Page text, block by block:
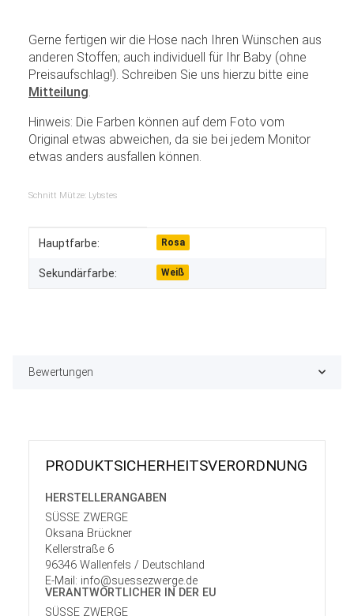
Gerne fertigen wir die Hose nach Ihren Wünschen aus
anderen Stoffen; auch individuell für Ihr Baby (ohne
Preisaufschlag!). Schreiben Sie uns hierzu bitte eine
Mitteilung
Hinweis: Die Farben können auf dem Foto vom
Original etwas abweichen, da sie bei jedem Monitor
etwas anders ausfallen können.
Schnitt Mütze: Lybstes
Produkteigenschaft
Wert
Hauptfarbe: Rosa
Sekundärfarbe: Weiß
Bewertungen
PRODUKT­SICHER­HEITS­VER­ORD­NUNG
HERSTELLER­ANGABEN
SÜSSE ZWERGE
Oksana Brückner
Kellerstraße 6
96346 Wallenfels / Deutschland
E-Mail: info@suessezwerge.de
VERANTWORT­LICHER IN DER EU
SÜSSE ZWERGE